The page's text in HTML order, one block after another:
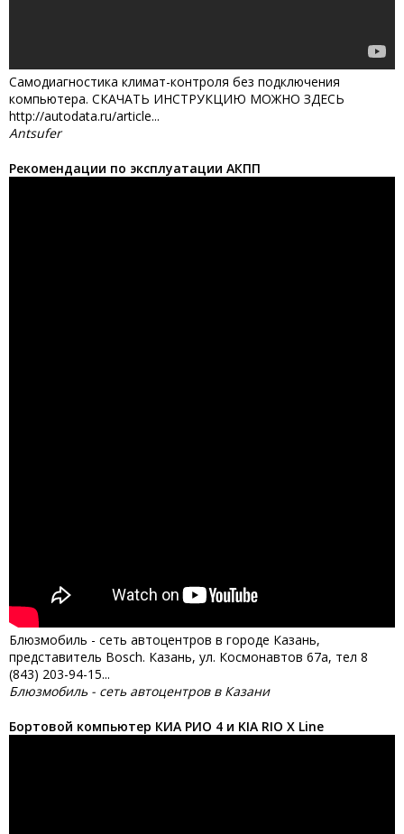
Самодиагностика климат-контроля без подключения
компьютера. СКАЧАТЬ ИНСТРУКЦИЮ МОЖНО ЗДЕСЬ
http://autodata.ru/article...
Antsufer
Рекомендации по эксплуатации АКПП
Блюзмобиль - сеть автоцентров в городе Казань,
представитель Bosch. Казань, ул. Космонавтов 67а, тел 8
(843) 203-94-15...
Блюзмобиль - сеть автоцентров в Казани
Бортовой компьютер КИА РИО 4 и KIA RIO X Line